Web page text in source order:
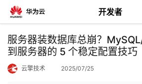
开发者
返
回
服务器装数据库总崩？
到服务器的 5 个稳定配置技巧
云擎技术 2025/07/25